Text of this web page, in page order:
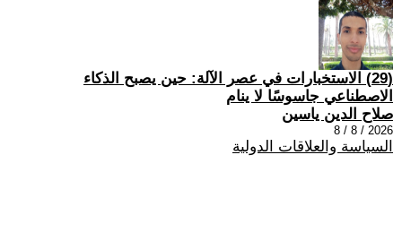
(29) الاستخبارات في عصر الآلة: حين يصبح الذكاء
الاصطناعي جاسوسًا لا ينام
صلاح الدين ياسين
2026 / 8 / 8
السياسة والعلاقات الدولية